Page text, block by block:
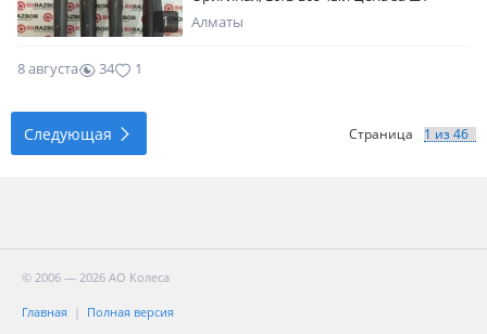
1
Доставка по всем регионам
Алматы
8 августа 34 1
Следующая Страница
© 2006 — 2026 АО Колеса
Главная Полная версия